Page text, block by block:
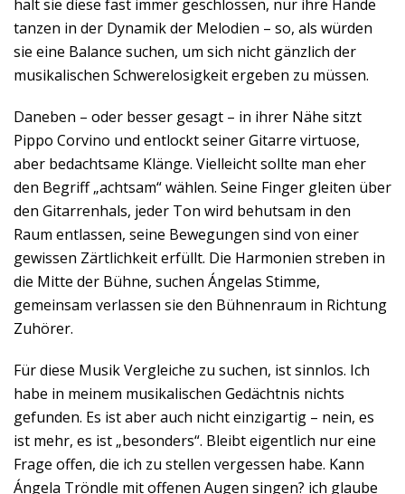
hält sie diese fast immer geschlossen, nur ihre Hände
tanzen in der Dynamik der Melodien – so, als würden
sie eine Balance suchen, um sich nicht gänzlich der
musikalischen Schwerelosigkeit ergeben zu müssen.
Daneben – oder besser gesagt – in ihrer Nähe sitzt
Pippo Corvino und entlockt seiner Gitarre virtuose,
aber bedachtsame Klänge. Vielleicht sollte man eher
den Begriff „achtsam“ wählen. Seine Finger gleiten über
den Gitarrenhals, jeder Ton wird behutsam in den
Raum entlassen, seine Bewegungen sind von einer
gewissen Zärtlichkeit erfüllt. Die Harmonien streben in
die Mitte der Bühne, suchen Ángelas Stimme,
gemeinsam verlassen sie den Bühnenraum in Richtung
Zuhörer.
Für diese Musik Vergleiche zu suchen, ist sinnlos. Ich
habe in meinem musikalischen Gedächtnis nichts
gefunden. Es ist aber auch nicht einzigartig – nein, es
ist mehr, es ist „besonders“. Bleibt eigentlich nur eine
Frage offen, die ich zu stellen vergessen habe. Kann
Ángela Tröndle mit offenen Augen singen? ich glaube